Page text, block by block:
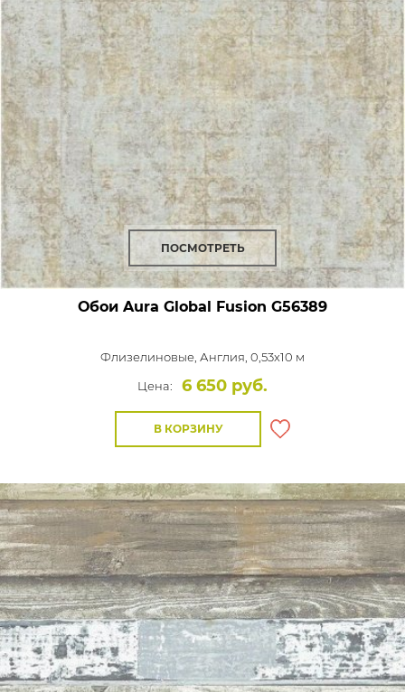
ПОСМОТРЕТЬ
Обои Aura Global Fusion G56389
Флизелиновые, Англия, 0,53x10 м
Цена:
6 650 руб.
В КОРЗИНУ